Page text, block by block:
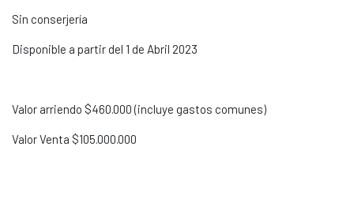
Sin conserjería
Disponible a partir del 1 de Abril 2023
Valor arriendo $460.000 (incluye gastos comunes)
Valor Venta $105.000.000